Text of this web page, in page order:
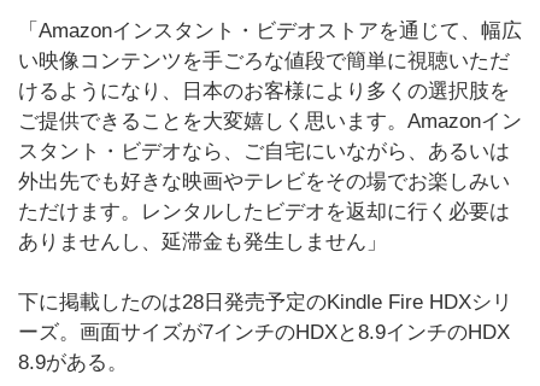
「Amazonインスタント・ビデオストアを通じて、幅広
い映像コンテンツを手ごろな値段で簡単に視聴いただ
けるようになり、日本のお客様により多くの選択肢を
ご提供できることを大変嬉しく思います。Amazonイン
スタント・ビデオなら、ご自宅にいながら、あるいは
外出先でも好きな映画やテレビをその場でお楽しみい
ただけます。レンタルしたビデオを返却に行く必要は
ありませんし、延滞金も発生しません」
下に掲載したのは28日発売予定のKindle Fire HDXシリ
ーズ。画面サイズが7インチのHDXと8.9インチのHDX
8.9がある。